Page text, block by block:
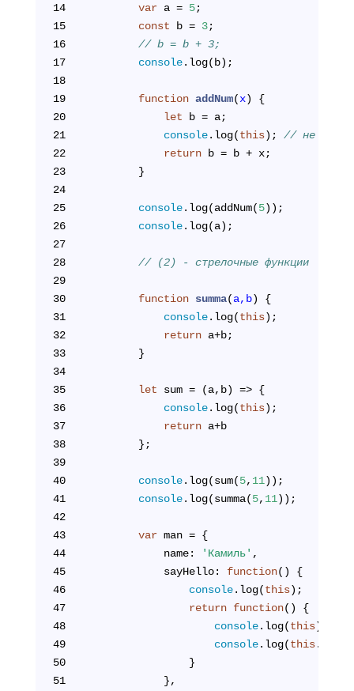
14
var a = 5;
15
const b = 3;
16
// b = b + 3;
17
console.log(b);
18
19
function addNum(x) {
20
let b = a;
21
console.log(this); // не в
22
return b = b + x;
23
        }
24
25
console.log(addNum(5));
26
console.log(a);
27
28
// (2) - стрелочные функции
29
30
function summa(a,b) {
31
console.log(this);
32
return a+b;
33
        }
34
35
let sum = (a,b) => {
36
console.log(this);
37
return a+b
38
        };
39
40
console.log(sum(5, 11));
41
console.log(summa(5, 11));
42
43
var man = {
44
            name:
'Камиль' ,
45
            sayHello:
function( ) {
46
console.log(this);
47
return function( ) {
48
console.log(this);
49
console.log(this
50
                }
51
            },